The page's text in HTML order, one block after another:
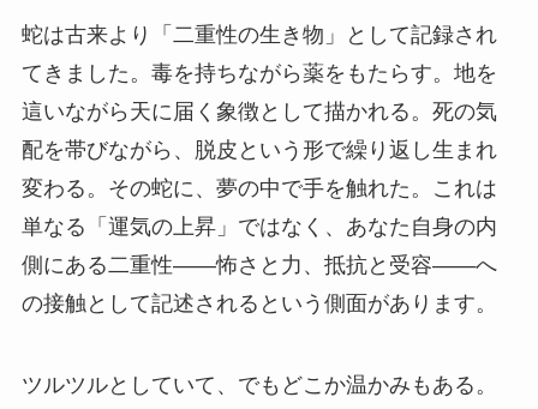
蛇は古来より「二重性の生き物」として記録され
てきました。毒を持ちながら薬をもたらす。地を
這いながら天に届く象徴として描かれる。死の気
配を帯びながら、脱皮という形で繰り返し生まれ
変わる。その蛇に、夢の中で手を触れた。これは
単なる「運気の上昇」ではなく、あなた自身の内
側にある二重性——怖さと力、抵抗と受容——へ
の接触として記述されるという側面があります。
ツルツルとしていて、でもどこか温かみもある。